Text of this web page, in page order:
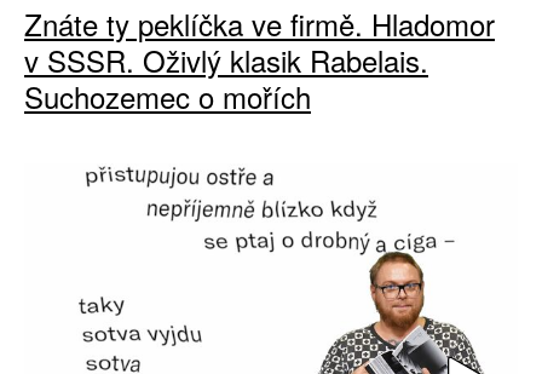
Znáte ty peklíčka ve firmě. Hladomor
v SSSR. Oživlý klasik Rabelais.
Suchozemec o mořích